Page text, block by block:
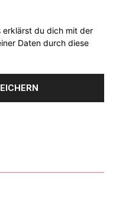
erklärst du dich mit der
Daten durch diese